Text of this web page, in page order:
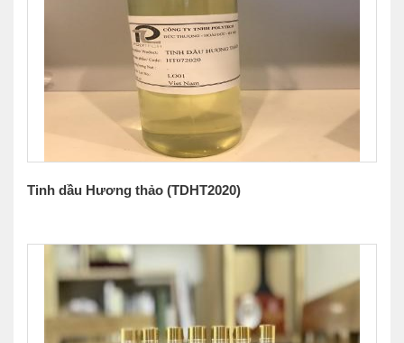
Tinh dầu Hương thảo (TDHT2020)